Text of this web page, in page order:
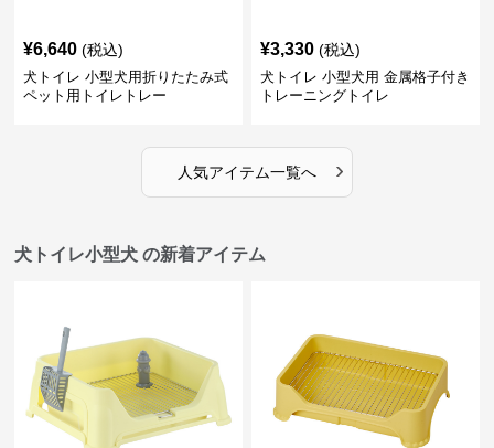
¥6,640 (税込)
犬トイレ 小型犬用折りたたみ式
ペット用トイレトレー
¥3,330 (税込)
犬トイレ 小型犬用 金属格子付き
トレーニングトイレ
人気アイテム一覧へ ›
犬トイレ小型犬 の新着アイテム